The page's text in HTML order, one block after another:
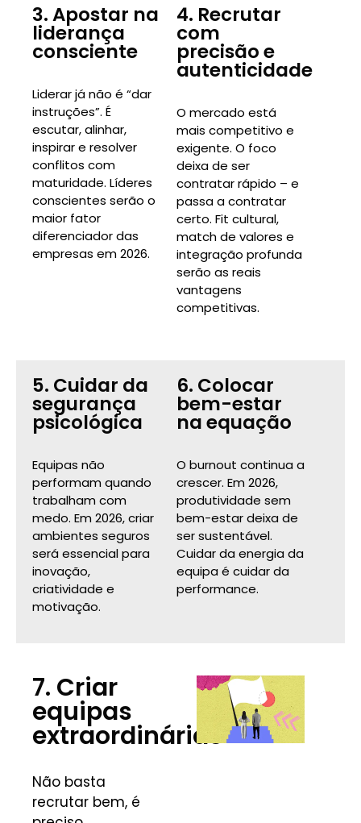
3. Apostar na
liderança
consciente
Liderar já não é “dar
instruções”. É
escutar, alinhar,
inspirar e resolver
conflitos com
maturidade. Líderes
conscientes serão o
maior fator
diferenciador das
empresas em 2026.
4. Recrutar
com
precisão e
autenticidade
O mercado está
mais competitivo e
exigente. O foco
deixa de ser
contratar rápido – e
passa a contratar
certo. Fit cultural,
match de valores e
integração profunda
serão as reais
vantagens
competitivas.
5. Cuidar da
segurança
psicológica
Equipas não
performam quando
trabalham com
medo. Em 2026, criar
ambientes seguros
será essencial para
inovação,
criatividade e
motivação.
6. Colocar
bem-estar
na equação
O burnout continua a
crescer. Em 2026,
produtividade sem
bem-estar deixa de
ser sustentável.
Cuidar da energia da
equipa é cuidar da
performance.
7. Criar
equipas
extraordinárias
Não basta
recrutar bem, é